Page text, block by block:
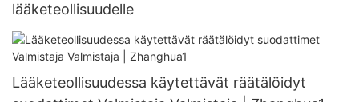
lääketeollisuudelle
Lääketeollisuudessa käytettävät räätälöidyt